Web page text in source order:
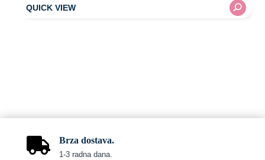
product
chosen Brza dostava.
1-3 radna dana.